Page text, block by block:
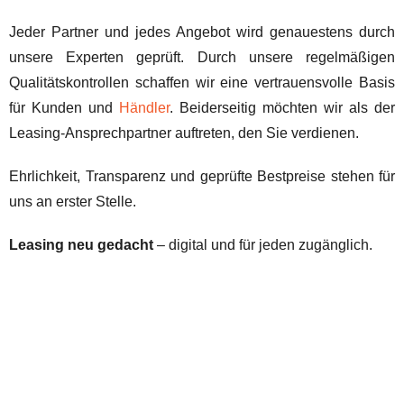
Jeder Partner und jedes Angebot wird genauestens durch
unsere Experten geprüft. Durch unsere regelmäßigen
Qualitätskontrollen schaffen wir eine vertrauensvolle Basis
für Kunden und
Händler. Beiderseitig möchten wir als der
Leasing-Ansprechpartner auftreten, den Sie verdienen.
Ehrlichkeit, Transparenz und geprüfte Bestpreise stehen für
uns an erster Stelle.
Leasing neu gedacht – digital und für jeden zugänglich.